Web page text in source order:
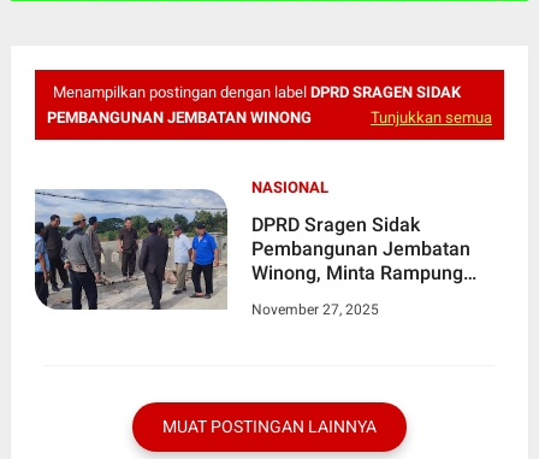
Menampilkan postingan dengan label DPRD SRAGEN SIDAK
PEMBANGUNAN JEMBATAN WINONG
Tunjukkan semua
NASIONAL
DPRD Sragen Sidak
Pembangunan Jembatan
Winong, Minta Rampung
2025
November 27, 2025
MUAT POSTINGAN LAINNYA